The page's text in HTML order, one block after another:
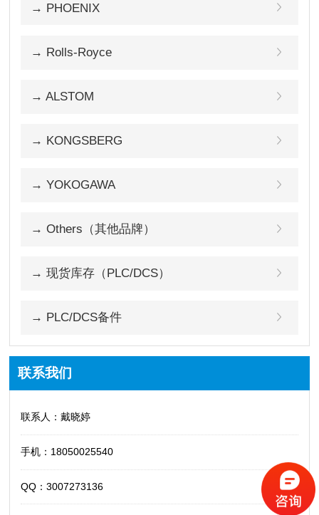
→ PHOENIX
→ Rolls-Royce
→ ALSTOM
→ KONGSBERG
→ YOKOGAWA
→ Others（其他品牌）
→ 现货库存（PLC/DCS）
→ PLC/DCS备件
联系我们
联系人：戴晓婷
手机：18050025540
QQ：3007273136